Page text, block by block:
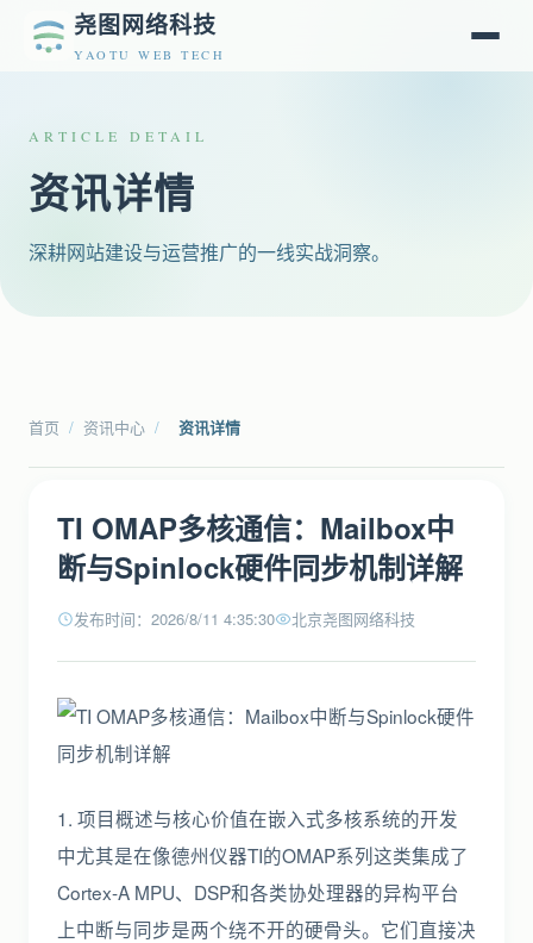
尧图网络科技
YAOTU WEB TECH
ARTICLE DETAIL
资讯详情
深耕网站建设与运营推广的一线实战洞察。
首页 / 资讯中心 / 资讯详情
TI OMAP多核通信：Mailbox中
断与Spinlock硬件同步机制详解
发布时间：2026/8/11 4:35:30 北京尧图网络科技
1. 项目概述与核心价值在嵌入式多核系统的开发
中尤其是在像德州仪器TI的OMAP系列这类集成了
Cortex-A MPU、DSP和各类协处理器的异构平台
上中断与同步是两个绕不开的硬骨头。它们直接决